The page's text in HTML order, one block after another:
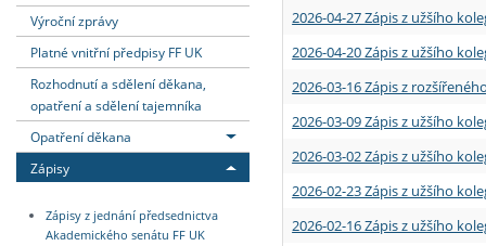
Absolventi fakulty
Vyjíždějící zaměstnanci
Výroční zprávy
Platné vnitřní předpisy FF UK
Rozhodnutí a sdělení děkana,
opatření a sdělení tajemníka
Opatření děkana
Zápisy
Zápisy z jednání předsednictva
Akademického senátu FF UK
2026-04-27 Zápis z užšího
2026-04-20 Zápis z užšího
2026-03-16 Zápis z
2026-03-09 Zápis z užšího
2026-03-02 Zápis z užšího
2026-02-23 Zápis z užšího
2026-02-16 Zápis z užšího